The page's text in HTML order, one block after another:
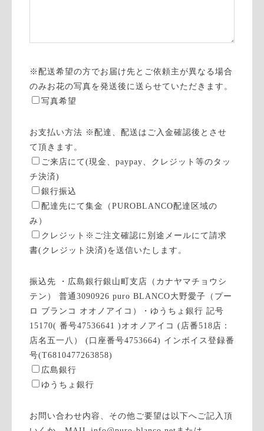
※配送希望の方でお届け先とご依頼主が異なる場合
のみお花の写真を発送後に送らせていただきます。
写真希望
お支払い方法 ※配達、配送はご入金確認後とさせ
て頂きます。
ご来店にて(現金、paypay、クレジット等のタッ
チ決済)
銀行振込
配達先にて集金（PUROBLANCO配達区域の
み）
クレジット※ご注文確認に別途メールにて請求
書(クレジット決済)を送信いたします。
振込先 ・広島銀行銀山町支店（カナヤマチョウシ
テン） 普通3090926 puro BLANCO大野愛子（プー
ロ ブランコ オオノアイコ）・ゆうちょ銀行 記号
15170( 番号47536641 )オオノアイコ (店番518店：
店名五一八） (口座番号4753664) インボイス登録番
号(T6810477263858)
広島銀行
ゆうちょ銀行
お問い合わせ内容、その他ご要望は以下へご記入頂